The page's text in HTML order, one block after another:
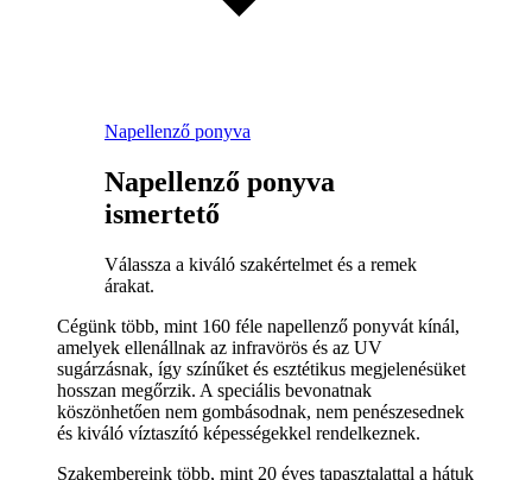
Napellenző ponyva
Napellenző ponyva
ismertető
Válassza a kiváló szakértelmet és a remek
árakat.
Cégünk több, mint 160 féle napellenző ponyvát kínál,
amelyek ellenállnak az infravörös és az UV
sugárzásnak, így színűket és esztétikus megjelenésüket
hosszan megőrzik. A speciális bevonatnak
köszönhetően nem gombásodnak, nem penészesednek
és kiváló víztaszító képességekkel rendelkeznek.
Szakembereink több, mint 20 éves tapasztalattal a hátuk